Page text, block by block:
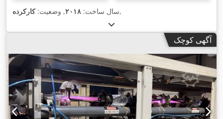
سال ساخت: ۲۰۱۸, وضعیت:کارکرده ,
آگهی کوچک